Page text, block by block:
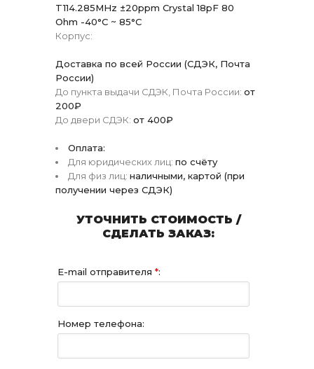
T114.285MHz ±20ppm Crystal 18pF 80
Ohm -40°C ~ 85°C
Корпус:
Доставка по всей России (СДЭК, Почта
России)
До пункта выдачи СДЭК, Почта России: от
200₽
До двери СДЭК: от 400₽
Оплата:
Для юридических лиц: по счёту
Для физ лиц: наличными, картой (при
получении через СДЭК)
УТОЧНИТЬ СТОИМОСТЬ /
СДЕЛАТЬ ЗАКАЗ:
E-mail отправителя *:
Номер телефона: